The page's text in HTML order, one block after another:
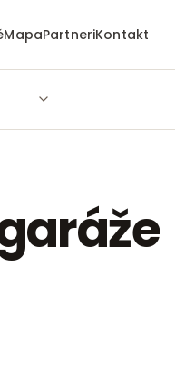
MapaPartneriKontakt